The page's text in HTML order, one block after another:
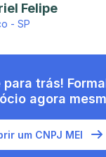
açaí e
Janeiro - RJ
trás!
agora
um CNPJ MEI